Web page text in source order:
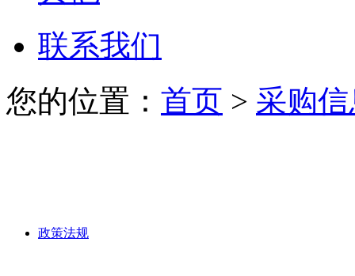
联系我们
您的位置： 首页 > 采购
政策法规